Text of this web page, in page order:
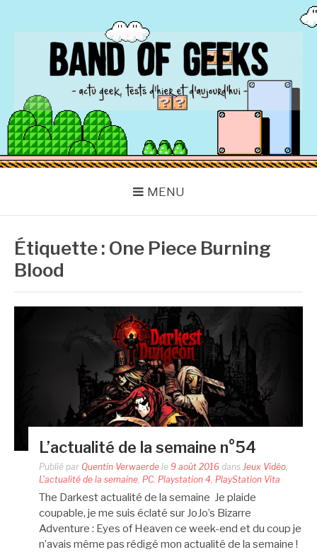
BAND OF GEEKS
Actu Geek d'hier et d'aujourd'hui
MENU
Étiquette : One Piece Burning
Blood
L’actualité de la semaine n°54
Publié par Quentin Verwaerde le 9 août 2016 dans Jeux Vidéo,
L'actualité de la semaine, PC, Playstation 4, PlayStation Vita
The Darkest actualité de la semaine Je plaide
coupable, je me suis éclaté sur JoJo’s Bizarre
Adventure : Eyes of Heaven ce week-end et du coup je
n’avais même pas rédigé mon actualité de la semaine !